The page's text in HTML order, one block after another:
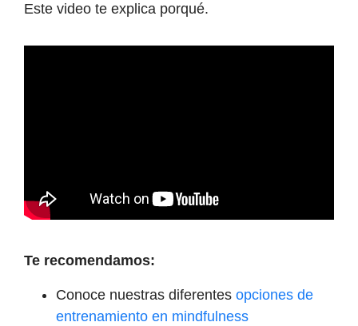
Este video te explica porqué.
Te recomendamos:
Conoce nuestras diferentes opciones de
entrenamiento en mindfulness